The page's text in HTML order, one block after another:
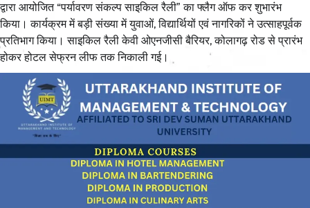
द्वारा आयोजित “पर्यावरण संकल्प साइकिल रैली” का फ्लैग ऑफ कर शुभारंभ
किया। कार्यक्रम में बड़ी संख्या में युवाओं, विद्यार्थियों एवं नागरिकों ने उत्साहपूर्वक
प्रतिभाग किया। साइकिल रैली केवी ओएनजीसी बैरियर, कोलागढ़ रोड से प्रारंभ
होकर होटल सेफ्रन लीफ तक निकाली गई।